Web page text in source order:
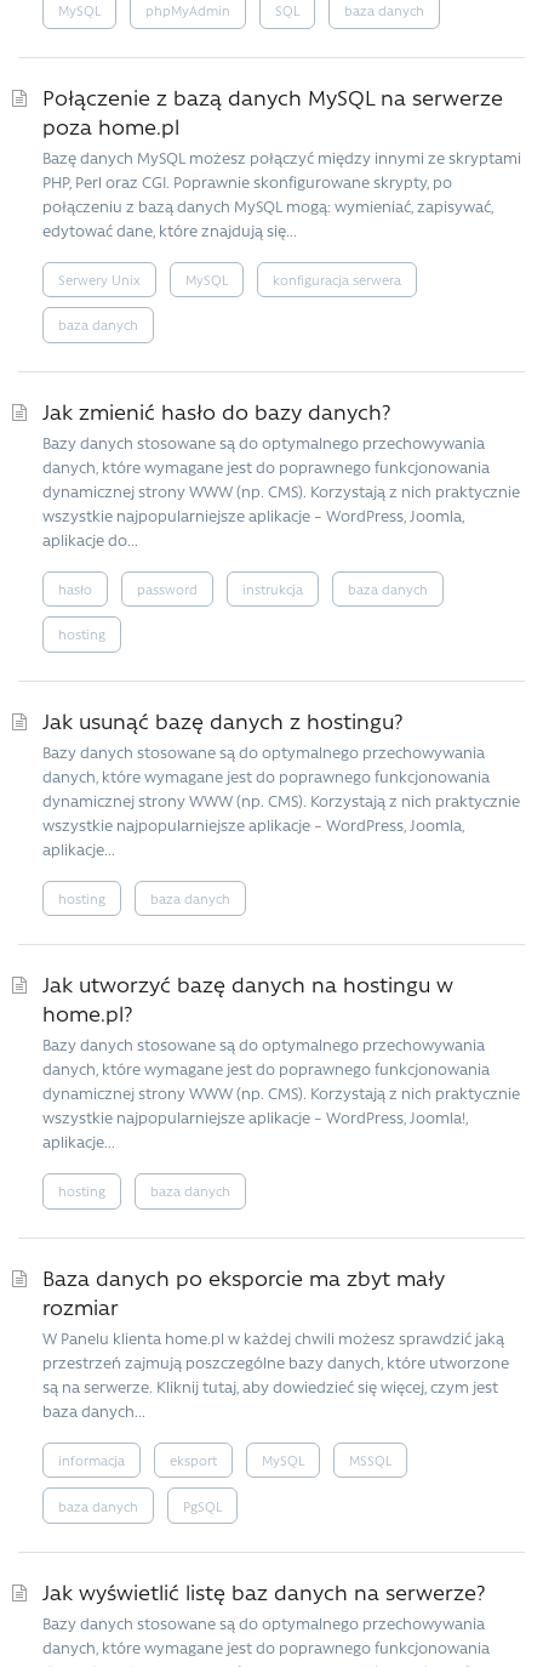
MySQL phpMyAdmin SQL baza danych
Połączenie z bazą danych MySQL na serwerze
poza home.pl
Bazę danych MySQL możesz połączyć między innymi ze skryptami
PHP, Perl oraz CGI. Poprawnie skonfigurowane skrypty, po
połączeniu z bazą danych MySQL mogą: wymieniać, zapisywać,
edytować dane, które znajdują się...
Serwery Unix MySQL konfiguracja serwera
baza danych
Jak zmienić hasło do bazy danych?
Bazy danych stosowane są do optymalnego przechowywania
danych, które wymagane jest do poprawnego funkcjonowania
dynamicznej strony WWW (np. CMS). Korzystają z nich praktycznie
wszystkie najpopularniejsze aplikacje – WordPress, Joomla,
aplikacje do...
hasło password instrukcja baza danych
hosting
Jak usunąć bazę danych z hostingu?
Bazy danych stosowane są do optymalnego przechowywania
danych, które wymagane jest do poprawnego funkcjonowania
dynamicznej strony WWW (np. CMS). Korzystają z nich praktycznie
wszystkie najpopularniejsze aplikacje – WordPress, Joomla,
aplikacje...
hosting baza danych
Jak utworzyć bazę danych na hostingu w
home.pl?
Bazy danych stosowane są do optymalnego przechowywania
danych, które wymagane jest do poprawnego funkcjonowania
dynamicznej strony WWW (np. CMS). Korzystają z nich praktycznie
wszystkie najpopularniejsze aplikacje – WordPress, Joomla!,
aplikacje...
hosting baza danych
Baza danych po eksporcie ma zbyt mały
rozmiar
W Panelu klienta home.pl w każdej chwili możesz sprawdzić jaką
przestrzeń zajmują poszczególne bazy danych, które utworzone
są na serwerze. Kliknij tutaj, aby dowiedzieć się więcej, czym jest
baza danych...
informacja eksport MySQL MSSQL
baza danych PgSQL
Jak wyświetlić listę baz danych na serwerze?
Bazy danych stosowane są do optymalnego przechowywania
danych, które wymagane jest do poprawnego funkcjonowania